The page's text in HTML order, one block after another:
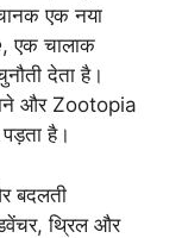
एक नया
, एक चालाक
देता है।
और Zootopia
है।
बदलती
थ्रिल और